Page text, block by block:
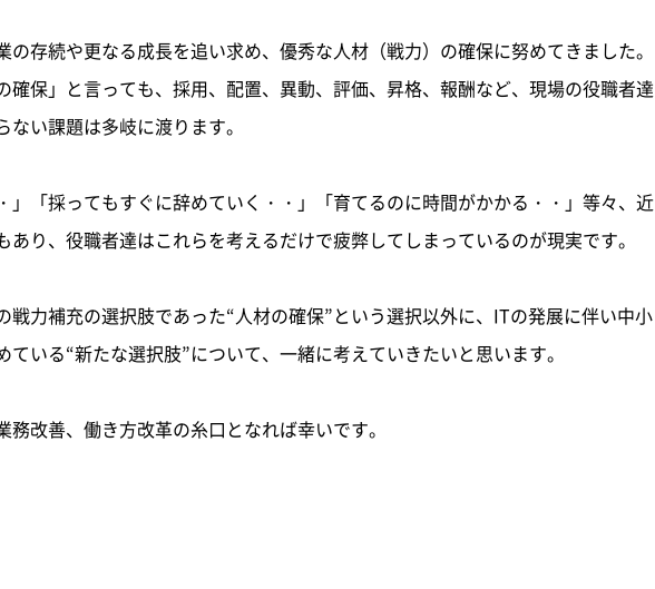
の存続や更なる成長を追い求め、優秀な人材（戦力）の確保に努めてきました。
確保」と言っても、採用、配置、異動、評価、昇格、報酬など、現場の役職者達
い課題は多岐に渡ります。
」「採ってもすぐに辞めていく・・」「育てるのに時間がかかる・・」等々、近
あり、役職者達はこれらを考えるだけで疲弊してしまっているのが現実です。
戦力補充の選択肢であった“人材の確保”という選択以外に、ITの発展に伴い中小
いる“新たな選択肢”について、一緒に考えていきたいと思います。
改善、働き方改革の糸口となれば幸いです。